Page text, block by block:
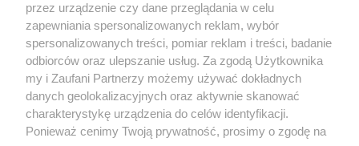
O FIRMIE POLITYKA PRYWATNOŚCI HOSTING
REKLAMA WSPÓŁPRACA RSS FACEBOOK KONTAKT
Nasze serwisy
Aktualności
Tcz24
Muzyka i kultura
Archiwum wydarzeń
przez urządzenie czy dane przeglądania w celu
zapewniania spersonalizowanych reklam, wybór
spersonalizowanych treści, pomiar reklam i treści, badanie
odbiorców oraz ulepszanie usług. Za zgodą Użytkownika
my i Zaufani Partnerzy możemy używać dokładnych
danych geolokalizacyjnych oraz aktywnie skanować
charakterystykę urządzenia do celów identyfikacji.
Ponieważ cenimy Twoją prywatność, prosimy o zgodę na